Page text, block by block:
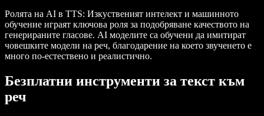
Ролята на AI в TTS: Изкуственият интелект и машинното
обучение играят ключова роля за подобряване качеството на
генерираните гласове. AI моделите са обучени да имитират
човешките модели на реч, благодарение на което звученето е
много по-естествено и реалистично.
Безплатни инструменти за текст към
реч